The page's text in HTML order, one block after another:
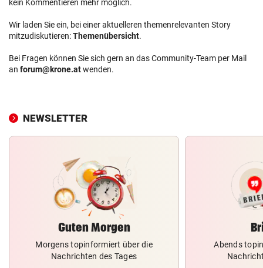
kein Kommentieren mehr möglich.
Wir laden Sie ein, bei einer aktuelleren themenrelevanten Story
mitzudiskutieren:Themenübersicht.
Bei Fragen können Sie sich gern an das Community-Team per Mail
an forum@krone.atwenden.
NEWSLETTER
Guten Morgen
Morgens topinformiert über die
Nachrichten des Tages
Abends